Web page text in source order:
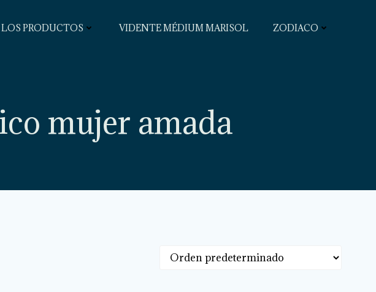
PRODUCTOS VIDENTE MÉDIUM MARISOL ZODIACO
mujer amada